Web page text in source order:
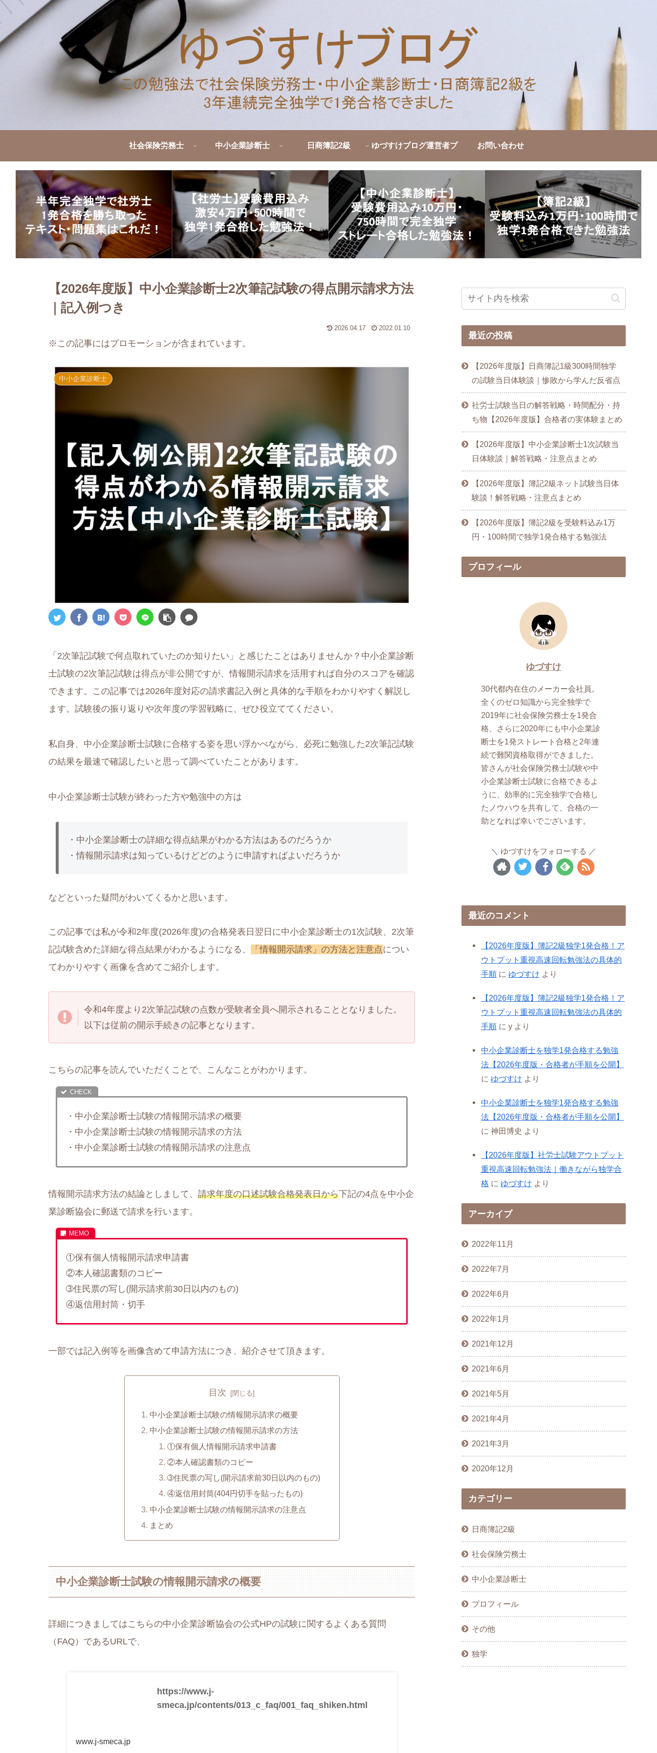
社会保険労務士 中小企業診断士 日商簿記2級 ゆづすけブログ運営者プ
ロフィール｜社労士・診
断士・簿記を独学合格＆
資産5,000万円達成
お問い合わせ
【2026年度版】中小企業診断士2次筆記試験の得点開示請求方法
｜記入例つき
2026.04.17 2022.01.10
※この記事にはプロモーションが含まれています。
中小企業診断士
「2次筆記試験で何点取れていたのか知りたい」と感じたことはありませんか？中小企業診断
士試験の2次筆記試験は得点が非公開ですが、情報開示請求を活用すれば自分のスコアを確認
できます。この記事では2026年度対応の請求書記入例と具体的な手順をわかりやすく解説し
ます。試験後の振り返りや次年度の学習戦略に、ぜひ役立ててください。
私自身、中小企業診断士試験に合格する姿を思い浮かべながら、必死に勉強した2次筆記試験
の結果を最速で確認したいと思って調べていたことがあります。
中小企業診断士試験が終わった方や勉強中の方は
・中小企業診断士の詳細な得点結果がわかる方法はあるのだろうか
・情報開示請求は知っているけどどのように申請すればよいだろうか
などといった疑問がわいてくるかと思います。
この記事では私が令和2年度(2026年度)の合格発表日翌日に中小企業診断士の1次試験、2次筆
記試験含めた詳細な得点結果がわかるようになる、
「情報開示請求」の方法と注意点につい
てわかりやすく画像を含めてご紹介します。
令和4年度より2次筆記試験の点数が受験者全員へ開示されることとなりました。
以下は従前の開示手続きの記事となります。
こちらの記事を読んでいただくことで、こんなことがわかります。
・中小企業診断士試験の情報開示請求の概要
・中小企業診断士試験の情報開示請求の方法
・中小企業診断士試験の情報開示請求の注意点
情報開示請求方法の結論としまして、 請求年度の口述試験合格発表日から下記の4点を中小企
業診断協会に郵送で請求を行います。
①保有個人情報開示請求申請書
②本人確認書類のコピー
➂住民票の写し(開示請求前30日以内のもの)
④返信用封筒・切手
一部では記入例等を画像含めて申請方法につき、紹介させて頂きます。
目次
中小企業診断士試験の情報開示請求の概要
中小企業診断士試験の情報開示請求の方法
①保有個人情報開示請求申請書
②本人確認書類のコピー
➂住民票の写し(開示請求前30日以内のもの)
④返信用封筒(404円切手を貼ったもの)
中小企業診断士試験の情報開示請求の注意点
まとめ
中小企業診断士試験の情報開示請求の概要
詳細につきましてはこちらの中小企業診断協会の公式HPの試験に関するよくある質問
（FAQ）であるURLで、
https://www.j-
smeca.jp/contents/013_c_faq/001_faq_shiken.html
www.j-smeca.jp
最近の投稿
【2026年度版】日商簿記1級300時間独学
の試験当日体験談｜惨敗から学んだ反省点
社労士試験当日の解答戦略・時間配分・持
ち物【2026年度版】合格者の実体験まとめ
【2026年度版】中小企業診断士1次試験当
日体験談｜解答戦略・注意点まとめ
【2026年度版】簿記2級ネット試験当日体
験談！解答戦略・注意点まとめ
【2026年度版】簿記2級を受験料込み1万
円・100時間で独学1発合格する勉強法
プロフィール
ゆづすけ
30代都内在住のメーカー会社員。
全くのゼロ知識から完全独学で
2019年に社会保険労務士を1発合
格、さらに2020年にも中小企業診
断士を1発ストレート合格と2年連
続で難関資格取得ができました。
皆さんが社会保険労務士試験や中
小企業診断士試験に合格できるよ
うに、効率的に完全独学で合格し
たノウハウを共有して、合格の一
助となれば幸いでございます。
ゆづすけをフォローする
最近のコメント
【2026年度版】簿記2級独学1発合格！ア
ウトプット重視高速回転勉強法の具体的
手順 に ゆづすけ より
【2026年度版】簿記2級独学1発合格！ア
ウトプット重視高速回転勉強法の具体的
手順 に y より
中小企業診断士を独学1発合格する勉強
法【2026年度版・合格者が手順を公開】
に ゆづすけ より
中小企業診断士を独学1発合格する勉強
法【2026年度版・合格者が手順を公開】
に 神田博史 より
【2026年度版】社労士試験アウトプット
重視高速回転勉強法｜働きながら独学合
格 に ゆづすけ より
アーカイブ
2022年11月
2022年7月
2022年6月
2022年1月
2021年12月
2021年6月
2021年5月
2021年4月
2021年3月
2020年12月
カテゴリー
日商簿記2級
社会保険労務士
中小企業診断士
プロフィール
その他
独学